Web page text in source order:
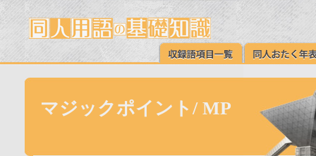
マジックポイント/ MP